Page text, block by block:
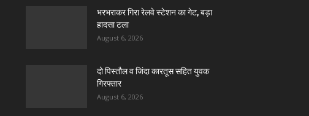
भरभराकर गिरा रेलवे स्टेशन का गेट, बड़ा
हादसा टला
August 6, 2026
दो पिस्तौल व जिंदा कारतूस सहित युवक
गिरफ्तार
August 6, 2026